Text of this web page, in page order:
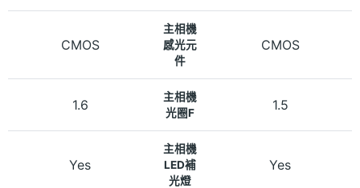
CMOS
主相機
感光元
件
CMOS
1.6
主相機
光圈F
1.5
Yes
主相機
LED補
光燈
Yes